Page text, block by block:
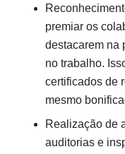
premiar os
destacarem na
no trabalho.
certificados de
mesmo
Realização de
auditorias e